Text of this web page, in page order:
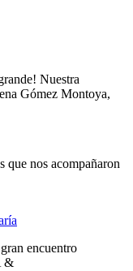
Nuestra
Gómez Montoya,
que nos acompañaron
encuentro
&